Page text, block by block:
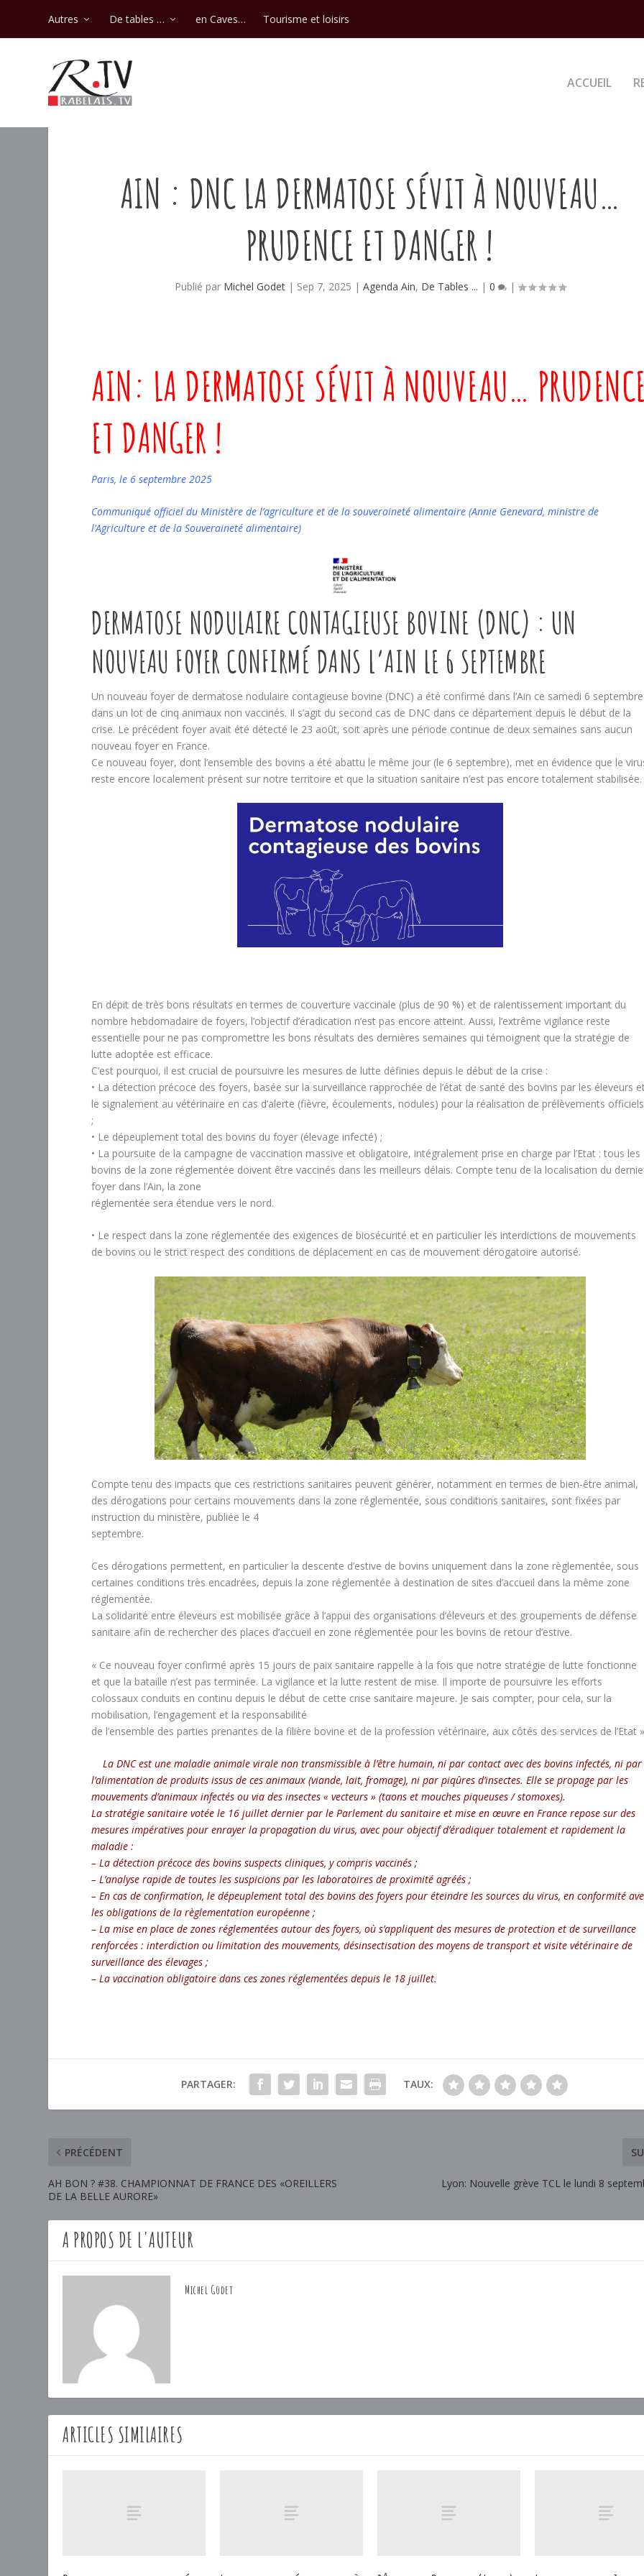
Autres De tables … en Caves… Tourisme et loisirs
ACCUEIL
AIN : DNC LA DERMATOSE SÉVIT À NOUVEAU…
PRUDENCE ET DANGER !
Publié par Michel Godet| Sep 7, 2025 | Agenda Ain, De Tables ... | 0 |
AIN: LA DERMATOSE SÉVIT À NOUVEAU…
ET DANGER !
Paris, le 6 septembre 2025
Communiqué officiel du Ministère de l’agriculture et de la souveraineté alimentaire (Annie Genevard, ministre de
l’Agriculture et de la Souveraineté alimentaire)
DERMATOSE NODULAIRE CONTAGIEUSE BOVINE (DNC) : UN
NOUVEAU FOYER CONFIRMÉ DANS L’AIN LE 6 SEPTEMBRE
Un nouveau foyer de dermatose nodulaire contagieuse bovine (DNC) a été confirmé dans l’Ain ce samedi 6 septembre
dans un lot de cinq animaux non vaccinés. Il s’agit du second cas de DNC dans ce département depuis le début de la
crise. Le précédent foyer avait été détecté le 23 août, soit après une période continue de deux semaines sans aucun
nouveau foyer en France.
Ce nouveau foyer, dont l’ensemble des bovins a été abattu le même jour (le 6 septembre), met en évidence que le
reste encore localement présent sur notre territoire et que la situation sanitaire n’est pas encore totalement stabilisée.
En dépit de très bons résultats en termes de couverture vaccinale (plus de 90 %) et de ralentissement important du
nombre hebdomadaire de foyers, l’objectif d’éradication n’est pas encore atteint. Aussi, l’extrême vigilance reste
essentielle pour ne pas compromettre les bons résultats des dernières semaines qui témoignent que la stratégie de
lutte adoptée est efficace.
C’est pourquoi, il est crucial de poursuivre les mesures de lutte définies depuis le début de la crise :
• La détection précoce des foyers, basée sur la surveillance rapprochée de l’état de santé des bovins par les éleveurs
le signalement au vétérinaire en cas d’alerte (fièvre, écoulements, nodules) pour la réalisation de prélèvements officiels
;
• Le dépeuplement total des bovins du foyer (élevage infecté) ;
• La poursuite de la campagne de vaccination massive et obligatoire, intégralement prise en charge par l’Etat : tous les
bovins de la zone réglementée doivent être vaccinés dans les meilleurs délais. Compte tenu de la localisation du
foyer dans l’Ain, la zone
réglementée sera étendue vers le nord.
• Le respect dans la zone réglementée des exigences de biosécurité et en particulier les interdictions de mouvements
de bovins ou le strict respect des conditions de déplacement en cas de mouvement dérogatoire autorisé.
Compte tenu des impacts que ces restrictions sanitaires peuvent générer, notamment en termes de bien-être animal,
des dérogations pour certains mouvements dans la zone réglementée, sous conditions sanitaires, sont fixées par
instruction du ministère, publiée le 4
septembre.
Ces dérogations permettent, en particulier la descente d’estive de bovins uniquement dans la zone règlementée, sous
certaines conditions très encadrées, depuis la zone réglementée à destination de sites d’accueil dans la même zone
réglementée.
La solidarité entre éleveurs est mobilisée grâce à l’appui des organisations d’éleveurs et des groupements de défense
sanitaire afin de rechercher des places d’accueil en zone réglementée pour les bovins de retour d’estive.
« Ce nouveau foyer confirmé après 15 jours de paix sanitaire rappelle à la fois que notre stratégie de lutte fonctionne
et que la bataille n’est pas terminée. La vigilance et la lutte restent de mise. Il importe de poursuivre les efforts
colossaux conduits en continu depuis le début de cette crise sanitaire majeure. Je sais compter, pour cela, sur la
mobilisation, l’engagement et la responsabilité
de l’ensemble des parties prenantes de la filière bovine et de la profession vétérinaire, aux côtés des services de l’Etat
La DNC est une maladie animale virale non transmissible à l’être humain, ni par contact avec des bovins infectés, ni par
l’alimentation de produits issus de ces animaux (viande, lait, fromage), ni par piqûres d’insectes. Elle se propage par les
mouvements d’animaux infectés ou via des insectes « vecteurs » (taons et mouches piqueuses / stomoxes).
La stratégie sanitaire votée le 16 juillet dernier par le Parlement du sanitaire et mise en œuvre en France repose sur des
mesures impératives pour enrayer la propagation du virus, avec pour objectif d’éradiquer totalement et rapidement la
maladie :
– La détection précoce des bovins suspects cliniques, y compris vaccinés ;
– L’analyse rapide de toutes les suspicions par les laboratoires de proximité agréés ;
– En cas de confirmation, le dépeuplement total des bovins des foyers pour éteindre les sources du virus, en conformité
les obligations de la règlementation européenne ;
– La mise en place de zones réglementées autour des foyers, où s’appliquent des mesures de protection et de surveillance
renforcées : interdiction ou limitation des mouvements, désinsectisation des moyens de transport et visite vétérinaire de
surveillance des élevages ;
– La vaccination obligatoire dans ces zones réglementées depuis le 18 juillet.
PARTAGER: TAUX:
PRÉCÉDENT
AH BON ? #38. CHAMPIONNAT DE FRANCE DES «OREILLERS
DE LA BELLE AURORE»
Lyon: Nouvelle grève TCL le lundi 8
A PROPOS DE L'AUTEUR
Michel Godet
ARTICLES SIMILAIRES